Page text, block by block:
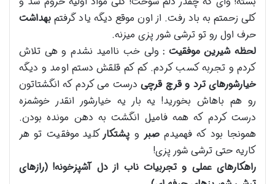
کلی زحمتم به باد رفت. از اون موقع دیگه یاد گرفتم بهداشت
حرف اول رو تو ترشی شور پزی میزنه.
لحظه شیرین موفقیت : ولی خب ناامید نشدم و هی تلاش
کردم و تجربه کسب کردم. کم کم قلقش دستم اومد و دیگه
خیارشورهای ترد و قرچ قرچیدرست می کردم که انگشتاتون
رو هم باهاش بخورید! یه بار یه خیارشور انقدر خوشمزه
درست کردم که همه فامیل انگشت به دهن مونده بودن.
همونجا بود که فهمیدمصبر و پشتکار کلید موفقیت تو هر
کاریه حتی ترشی شور پزی!
راهکارهای عملی و تجربیات ناب از دل آشپزخونه! (رازهای